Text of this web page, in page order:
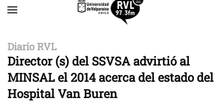
Diario RVL
Director (s) del SSVSA advirtió al
MINSAL el 2014 acerca del estado del
Hospital Van Buren